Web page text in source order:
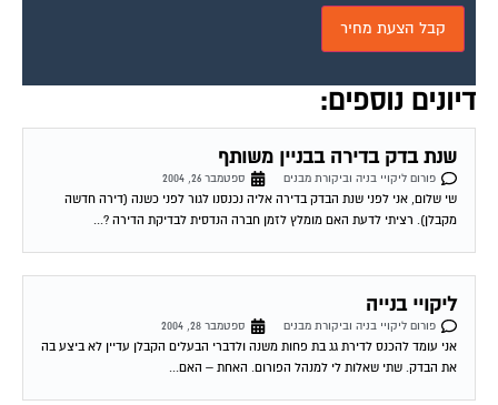
דיונים נוספים:
שנת בדק בדירה בבניין משותף
פורום ליקויי בניה וביקורת מבנים
ספטמבר 26, 2004
שי שלום, אני לפני שנת הבדק בדירה אליה נכנסנו לגור לפני כשנה (דירה חדשה
מקבלן). רציתי לדעת האם מומלץ לזמן חברה הנדסית לבדיקת הדירה ?...
ליקויי בנייה
פורום ליקויי בניה וביקורת מבנים
ספטמבר 28, 2004
אני עומד להכנס לדירת גג בת פחות משנה ולדברי הבעלים הקבלן עדיין לא ביצע בה
את הבדק. שתי שאלות לי למנהל הפורום. האחת – האם...